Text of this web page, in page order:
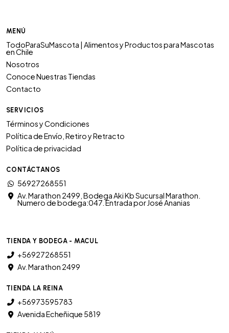
MENÚ
TodoParaSuMascota | Alimentos y Productos para Mascotas
en Chile
Nosotros
Conoce Nuestras Tiendas
Contacto
SERVICIOS
Términos y Condiciones
Política de Envío, Retiro y Retracto
Política de privacidad
CONTÁCTANOS
56927268551
Av. Marathon 2499, Bodega Aki Kb Sucursal Marathon.
Numero de bodega:047. Entrada por José Ananias
TIENDA Y BODEGA - MACUL
+56927268551
Av. Marathon 2499
TIENDA LA REINA
+56973595783
Avenida Echeñique 5819